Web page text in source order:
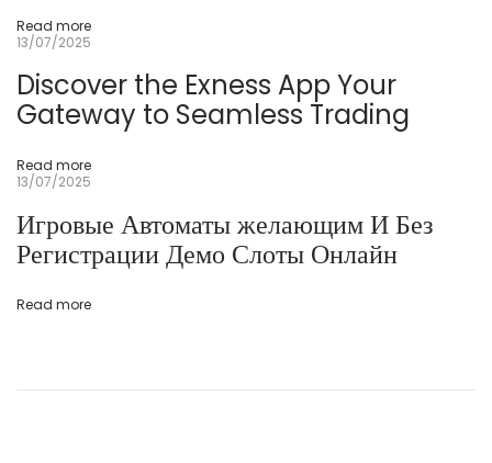
P
e
m
u
a
Read more
13/07/2025
Discover the Exness App Your
Gateway to Seamless Trading
Read more
13/07/2025
Игровые Автоматы желающим И Без
Регистрации Демо Слоты Онлайн
Read more